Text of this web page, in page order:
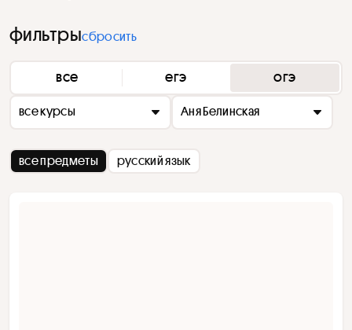
фильтрысбросить
все егэ огэ
все курсы Аня Белинская
все предметы русский язык